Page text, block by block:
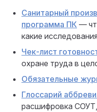
Санитарный
программа ПК —
какие
Чек-лист
охране труда в
Обязательные
Глоссарий
расшифровка